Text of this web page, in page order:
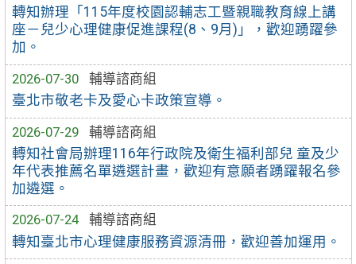
轉知辦理「115年度校園認輔志工暨親職教育線上講
座－兒少心理健康促進課程(8、9月)」，歡迎踴躍參
加。
2026-07-30
輔導諮商組
臺北市敬老卡及愛心卡政策宣導。
2026-07-29
輔導諮商組
轉知社會局辦理116年行政院及衛生福利部兒 童及少
年代表推薦名單遴選計畫，歡迎有意願者踴躍報名參
加遴選。
2026-07-24
輔導諮商組
轉知臺北市心理健康服務資源清冊，歡迎善加運用。